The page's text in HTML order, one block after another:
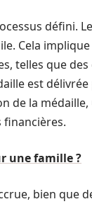
défini.
Cela
telles que
est
de la
financières.
une famille ?
bien que